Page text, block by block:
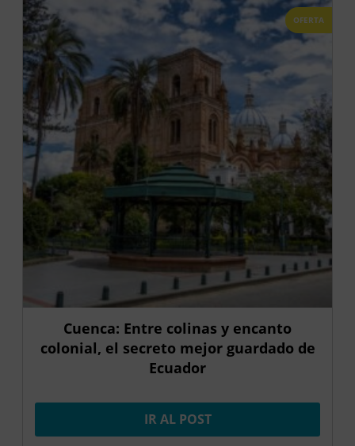
OFERTA
Cuenca: Entre colinas y encanto
colonial, el secreto mejor guardado de
Ecuador
IR AL POST